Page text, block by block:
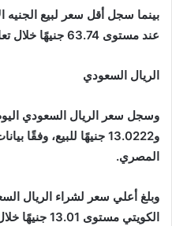
بينما سجل أقل سعر لبيع الجنيه
عند مستوى 63.74 جنيهًا خلال تعاملات اليوم في البنوك.
الريال السعودي
و13.0222 جنيهًا للبيع،
المصري.
وبلغ أعلي سعر لشراء الريال
الكويتي مستوى 13.01 جنيهًا خلال تعاملات اليوم في البنوك.